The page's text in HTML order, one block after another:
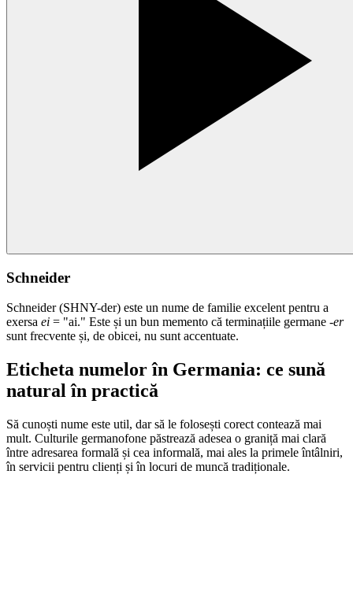
Schneider
Schneider (SHNY-der) este un nume de familie excelent pentru a
exersa ei = "ai." Este și un bun memento că terminațiile germane -er
sunt frecvente și, de obicei, nu sunt accentuate.
Eticheta numelor în Germania: ce sună
natural în practică
Să cunoști nume este util, dar să le folosești corect contează mai
mult. Culturile germanofone păstrează adesea o graniță mai clară
între adresarea formală și cea informală, mai ales la primele întâlniri,
în servicii pentru clienți și în locuri de muncă tradiționale.